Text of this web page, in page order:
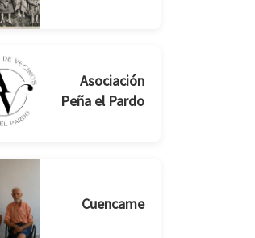
Asociación
Peña el Pardo
Cuencame